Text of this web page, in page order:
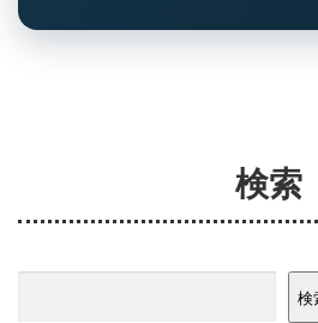
検索
検